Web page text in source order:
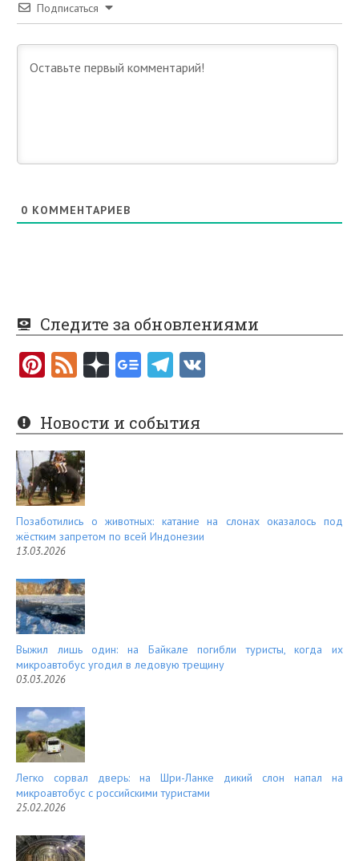
Подписаться
0 КОММЕНТАРИЕВ
Следите за обновлениями
Pi
er
es
t
F
e
d
Новости и события
Позаботились о животных: катание на слонах оказалось под
жёстким запретом по всей Индонезии
13.03.2026
Выжил лишь один: на Байкале погибли туристы, когда их
микроавтобус угодил в ледовую трещину
03.03.2026
Легко сорвал дверь: на Шри-Ланке дикий слон напал на
микроавтобус с российскими туристами
25.02.2026